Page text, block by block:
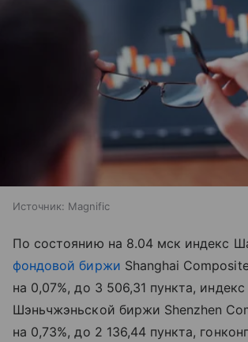
Источник: Magnific
По состоянию на 8.04 мск индекс
фондовой биржи Shanghai
на 0,07%, до 3 506,31 пункта, индекс
Шэньчжэньской биржи Shenzhen
на 0,73%, до 2 136,44 пункта,